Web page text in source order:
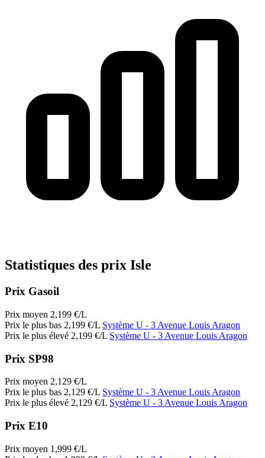
Statistiques des prix Isle
Prix Gasoil
Prix moyen 2,199 €/L
Prix le plus bas 2,199 €/L Système U - 3 Avenue Louis Aragon
Prix le plus élevé 2,199 €/L Système U - 3 Avenue Louis Aragon
Prix SP98
Prix moyen 2,129 €/L
Prix le plus bas 2,129 €/L Système U - 3 Avenue Louis Aragon
Prix le plus élevé 2,129 €/L Système U - 3 Avenue Louis Aragon
Prix E10
Prix moyen 1,999 €/L